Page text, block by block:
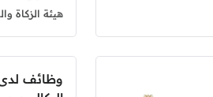
هيئة الزكاة
وظائف